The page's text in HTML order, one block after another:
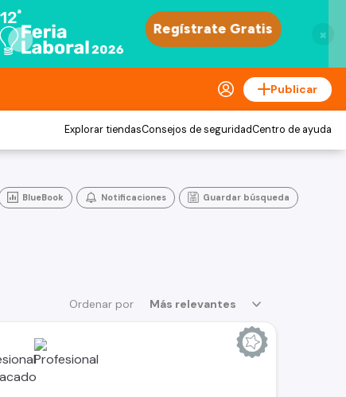
×
Publicar
Explorar tiendasConsejos de seguridadCentro de ayuda
BlueBook Notificaciones Guardar búsqueda
Ordenar por Más relevantes